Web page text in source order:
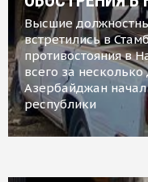
Высшие
встретились в
противостояния в
всего за
Азербайджан
республики